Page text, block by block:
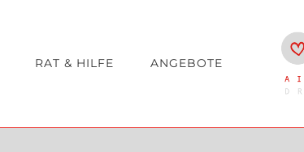
RAT & HILFE ANGEBOTE